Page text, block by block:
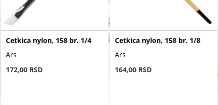
Cetkica nylon, 158 br. 1/4
Ars
172,00 RSD
Cetkica nylon, 158 br. 1/8
Ars
164,00 RSD